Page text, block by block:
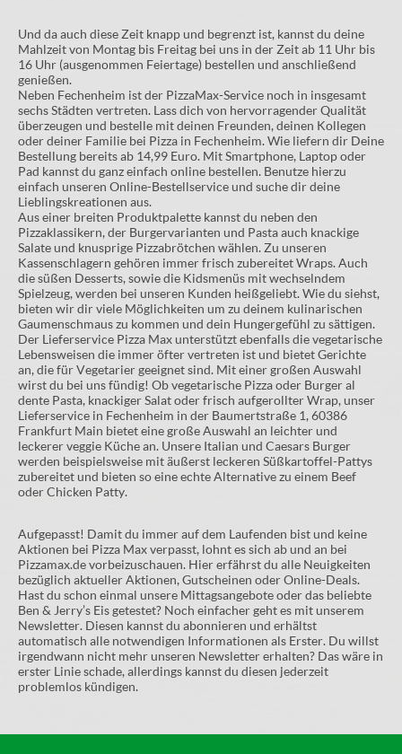
Und da auch diese Zeit knapp und begrenzt ist, kannst du deine
Mahlzeit von Montag bis Freitag bei uns in der Zeit ab 11 Uhr bis
16 Uhr (ausgenommen Feiertage) bestellen und anschließend
genießen.
Neben Fechenheim ist der PizzaMax-Service noch in insgesamt
sechs Städten vertreten. Lass dich von hervorragender Qualität
überzeugen und bestelle mit deinen Freunden, deinen Kollegen
oder deiner Familie bei Pizza in Fechenheim. Wie liefern dir Deine
Bestellung bereits ab 14,99 Euro. Mit Smartphone, Laptop oder
Pad kannst du ganz einfach online bestellen. Benutze hierzu
einfach unseren Online-Bestellservice und suche dir deine
Lieblingskreationen aus.
Aus einer breiten Produktpalette kannst du neben den
Pizzaklassikern, der Burgervarianten und Pasta auch knackige
Salate und knusprige Pizzabrötchen wählen. Zu unseren
Kassenschlagern gehören immer frisch zubereitet Wraps. Auch
die süßen Desserts, sowie die Kidsmenüs mit wechselndem
Spielzeug, werden bei unseren Kunden heißgeliebt. Wie du siehst,
bieten wir dir viele Möglichkeiten um zu deinem kulinarischen
Gaumenschmaus zu kommen und dein Hungergefühl zu sättigen.
Der Lieferservice Pizza Max unterstützt ebenfalls die vegetarische
Lebensweisen die immer öfter vertreten ist und bietet Gerichte
an, die für Vegetarier geeignet sind. Mit einer großen Auswahl
wirst du bei uns fündig! Ob vegetarische Pizza oder Burger al
dente Pasta, knackiger Salat oder frisch aufgerollter Wrap, unser
Lieferservice in Fechenheim in der Baumertstraße 1, 60386
Frankfurt Main bietet eine große Auswahl an leichter und
leckerer veggie Küche an. Unsere Italian und Caesars Burger
werden beispielsweise mit äußerst leckeren Süßkartoffel-Pattys
zubereitet und bieten so eine echte Alternative zu einem Beef
oder Chicken Patty.
Aufgepasst! Damit du immer auf dem Laufenden bist und keine
Aktionen bei Pizza Max verpasst, lohnt es sich ab und an bei
Pizzamax.de vorbeizuschauen. Hier erfährst du alle Neuigkeiten
bezüglich aktueller Aktionen, Gutscheinen oder Online-Deals.
Hast du schon einmal unsere Mittagsangebote oder das beliebte
Ben & Jerry’s Eis getestet? Noch einfacher geht es mit unserem
Newsletter. Diesen kannst du abonnieren und erhältst
automatisch alle notwendigen Informationen als Erster. Du willst
irgendwann nicht mehr unseren Newsletter erhalten? Das wäre in
erster Linie schade, allerdings kannst du diesen jederzeit
problemlos kündigen.